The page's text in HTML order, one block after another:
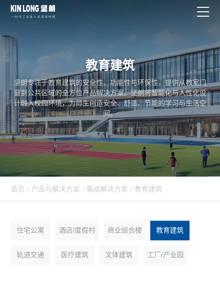
教育建筑
坚朗专注于教育建筑的安全性、功能性与环保性，提供从教室门
窗到公共区域的全方位产品解决方案。坚朗将智能化与人性化设
计融入校园环境，为师生创造安全、舒适、节能的学习与生活空
间。
首页 / 产品与解决方案 / 集成解决方案 / 教育建筑
住宅公寓 酒店/度假村 商业综合楼 教育建筑
轨道交通 医疗建筑 文体建筑 工厂/产业园